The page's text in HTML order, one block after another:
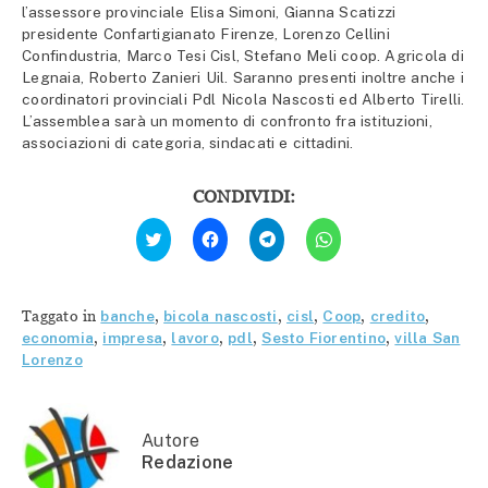
l’assessore provinciale Elisa Simoni, Gianna Scatizzi
presidente Confartigianato Firenze, Lorenzo Cellini
Confindustria, Marco Tesi Cisl, Stefano Meli coop. Agricola di
Legnaia, Roberto Zanieri Uil. Saranno presenti inoltre anche i
coordinatori provinciali Pdl Nicola Nascosti ed Alberto Tirelli.
L’assemblea sarà un momento di confronto fra istituzioni,
associazioni di categoria, sindacati e cittadini.
CONDIVIDI:
Fai
clic
qui
Twitter
(Si
apre
in
Fai
clic
per
condividere
(Si
apre
in
una
Fai
clic
per
condividere
(Si
apre
in
una
Fai
clic
per
(Si
apre
in
una
Taggato in banche, bicola nascosti, cisl, Coop, credito,
economia, impresa, lavoro, pdl,Sesto Fiorentino,villa San
Lorenzo
Autore
Redazione